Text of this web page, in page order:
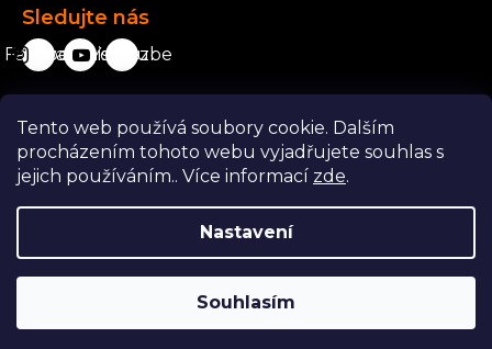
Tento web používá soubory cookie. Dalším
procházením tohoto webu vyjadřujete souhlas s
jejich používáním.. Více informací zde.
Nastavení
Souhlasím
Sledujte nás
Facebook
karavanista.cz
YouTube
Odstoupit od smlouvy
Vytvořil Shoptet|ShopCode
Karavanista.cz. Všechna práva vyhrazena.